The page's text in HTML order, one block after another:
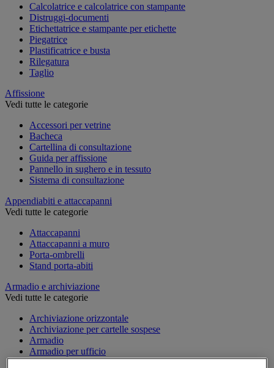
Calcolatrice e calcolatrice con stampante
Distruggi-documenti
Etichettatrice e stampante per etichette
Piegatrice
Plastificatrice e busta
Rilegatura
Taglio
Affissione
Vedi tutte le categorie
Accessori per vetrine
Bacheca
Cartellina di consultazione
Guida per affissione
Pannello in sughero e in tessuto
Sistema di consultazione
Appendiabiti e attaccapanni
Vedi tutte le categorie
Attaccapanni
Attaccapanni a muro
Porta-ombrelli
Stand porta-abiti
Armadio e archiviazione
Vedi tutte le categorie
Archiviazione orizzontale
Archiviazione per cartelle sospese
Armadio
Armadio per ufficio
Carrello da ufficio